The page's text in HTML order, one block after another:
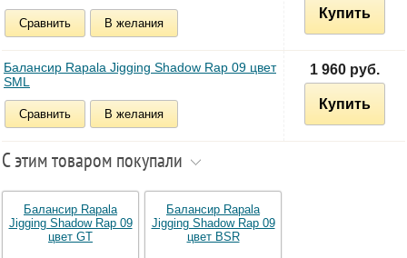
Сравнить В желания
Купить
Балансир Rapala Jigging Shadow Rap 09 цвет
SML
Сравнить В желания
1 960 руб.
Купить
С этим товаром покупали
Балансир Rapala
Jigging Shadow Rap 09
цвет GT
Балансир Rapala
Jigging Shadow Rap 09
цвет BSR